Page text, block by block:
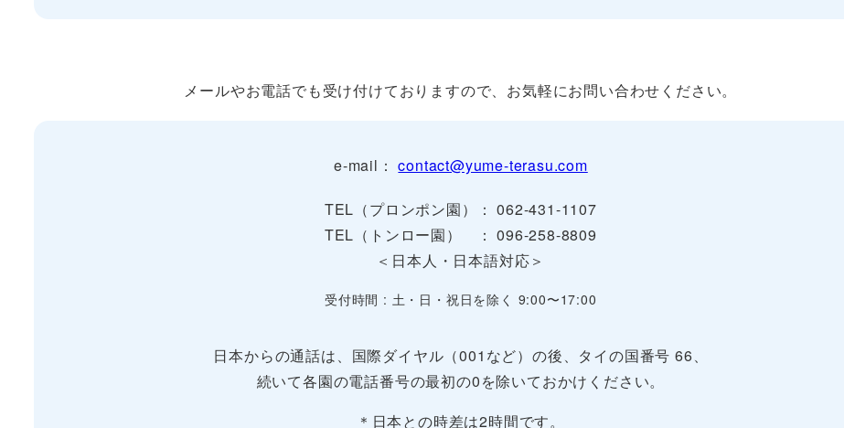
メールやお電話でも受け付けておりますので、お気軽にお問い合わせください。
e-mail：contact@yume-terasu.com
TEL（プロンポン園）： 062-431-1107
TEL（トンロー園） ： 096-258-8809
＜日本人・日本語対応＞
受付時間 : 土・日・祝日を除く 9:00〜17:00
日本からの通話は、国際ダイヤル（001など）の後、タイの国番号 66、
続いて各園の電話番号の最初の0を除いておかけください。
＊日本との時差は2時間です。